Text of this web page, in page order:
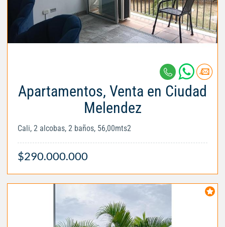
Apartamentos, Venta en Ciudad
Melendez
Cali, 2 alcobas, 2 baños, 56,00mts2
$290.000.000